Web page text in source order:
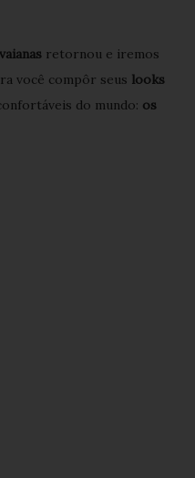
retornou e iremos
você compôr seus looks
do mundo: os